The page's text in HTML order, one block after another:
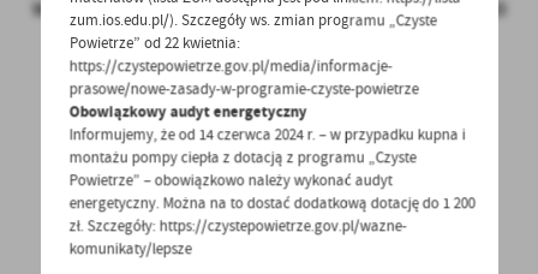
W PRZYPADKU WYSTĄPIENIA ZDARZENIA RADIACYJNEGO
Gminny Ośrodek Kultury w Starym Kurowie, ul.
Pocztowa 8
Sala wiejska w Przynotecku – Przynotecko 40;
Sala wiejska w Łącznicy – Łącznica 66;
Sala wiejska w Błotnicy – Błotnica 33;
zum.ios.edu.pl/). Szczegóły ws. zmian programu „Czyste
Powietrze” od 22 kwietnia:
https://czystepowietrze.gov.pl/media/informacje-
prasowe/nowe-zasady-w-programie-czyste-powietrze
Obowiązkowy audyt energetyczny
Informujemy, że od 14 czerwca 2024 r. – w przypadku kupna i
montażu pompy ciepła z dotacją z programu „Czyste
Powietrze” – obowiązkowo należy wykonać audyt
energetyczny. Można na to dostać dodatkową dotację do 1 200
zł. Szczegóły: https://czystepowietrze.gov.pl/wazne-
komunikaty/lepsze